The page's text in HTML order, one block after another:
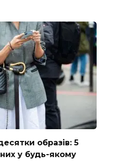
образів: 5
у будь-якому